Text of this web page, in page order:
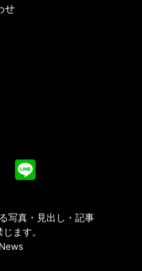
せ
写真・見出し・記事
ます。